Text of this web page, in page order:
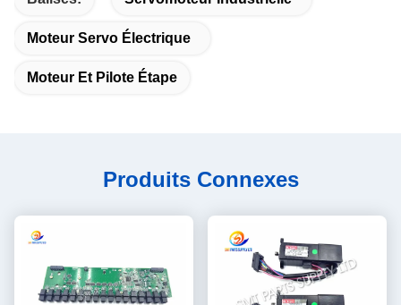
Moteur Servo Électrique
Moteur Et Pilote Étape
Produits Connexes